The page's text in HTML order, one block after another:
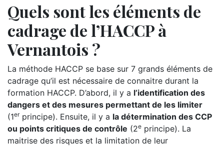
Quels sont les éléments de
cadrage de l’HACCP à
Vernantois ?
La méthode HACCP se base sur 7 grands éléments de
cadrage qu’il est nécessaire de connaitre durant la
formation HACCP. D’abord, il y a l’identification des
dangers et des mesures permettant de les limiter
(1erprincipe). Ensuite, il y a la détermination des CCP
ou points critiques de contrôle (2e principe). La
maitrise des risques et la limitation de leur